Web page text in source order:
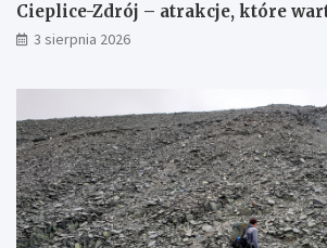
Cieplice-Zdrój – atrakcje, które
3 sierpnia 2026